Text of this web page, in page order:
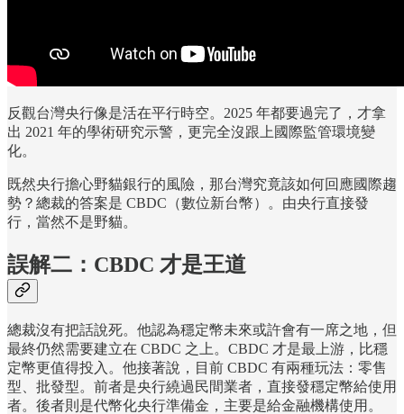
反觀台灣央行像是活在平行時空。2025 年都要過完了，才拿
出 2021 年的學術研究示警，更完全沒跟上國際監管環境變
化。
既然央行擔心野貓銀行的風險，那台灣究竟該如何回應國際趨
勢？總裁的答案是 CBDC（數位新台幣）。由央行直接發
行，當然不是野貓。
誤解二：CBDC 才是王道
總裁沒有把話說死。他認為穩定幣未來或許會有一席之地，但
最終仍然需要建立在 CBDC 之上。CBDC 才是最上游，比穩
定幣更值得投入。他接著說，目前 CBDC 有兩種玩法：零售
型、批發型。前者是央行繞過民間業者，直接發穩定幣給使用
者。後者則是代幣化央行準備金，主要是給金融機構使用。